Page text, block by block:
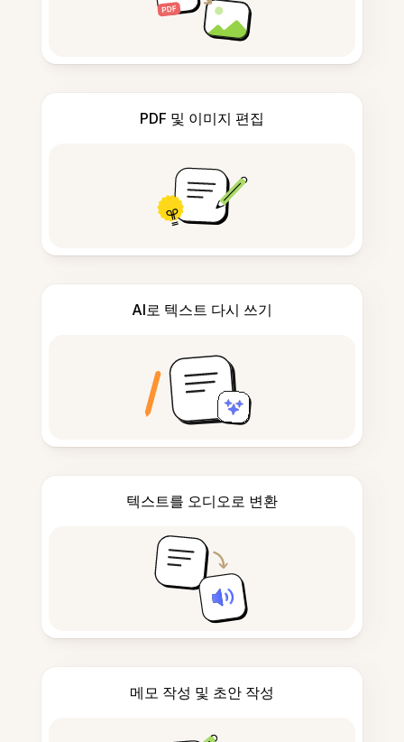
PDF 및 이미지 편집
AI로 텍스트 다시 쓰기
텍스트를 오디오로 변환
메모 작성 및 초안 작성